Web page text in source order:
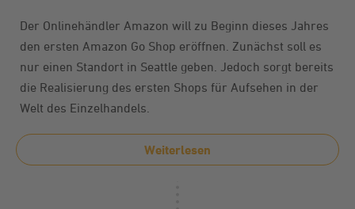
Der Onlinehändler Amazon will zu Beginn dieses Jahres
den ersten Amazon Go Shop eröffnen. Zunächst soll es
nur einen Standort in Seattle geben. Jedoch sorgt bereits
die Realisierung des ersten Shops für Aufsehen in der
Welt des Einzelhandels.
Weiterlesen